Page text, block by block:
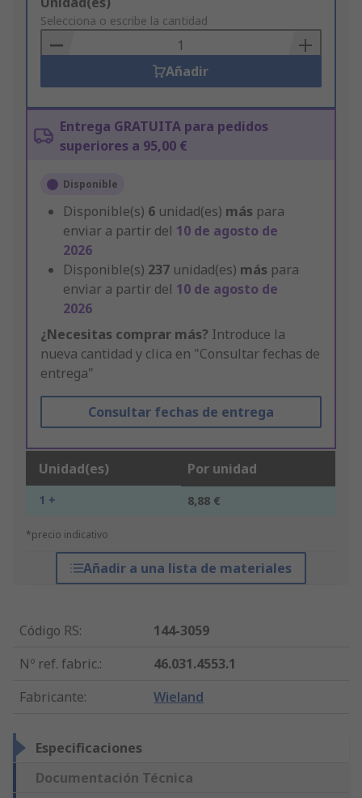
to
Basket
Selecciona o escribe la cantidad
Añadir
Entrega GRATUITA para pedidos
superiores a 95,00 €
Disponible
Disponible(s) 6 unidad(es) más para
enviar a partir del 10 de agosto de
2026
Disponible(s) 237 unidad(es) más para
enviar a partir del 10 de agosto de
2026
¿Necesitas comprar más? Introduce la
nueva cantidad y clica en "Consultar fechas de
entrega"
Consultar fechas de entrega
Unidad(es) Por unidad
1 + 8,88 €
*precio indicativo
Añadir a una lista de materiales
Código RS:
144-3059
Nº ref. fabric.:
46.031.4553.1
Fabricante: Wieland
Especificaciones
Documentación Técnica